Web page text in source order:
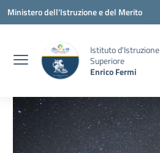
Vai ai contenuti
Vai al menu di navigazione
Vai al footer
Ministero dell'Istruzione e del Merito
Istituto d'Istruzione
Superiore
Enrico Fermi